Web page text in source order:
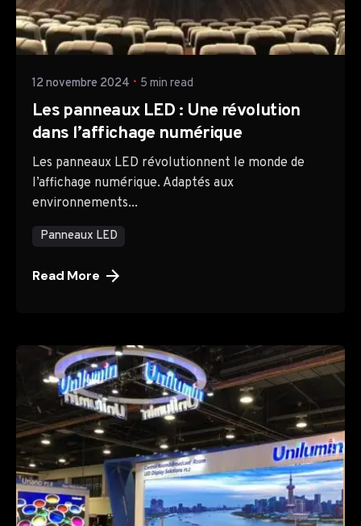
Posted by
TTH Company
12 novembre 2024 5 min read
Les panneaux LED : Une révolution
dans l’affichage numérique
Les panneaux LED révolutionnent le monde de
l’affichage numérique. Adaptés aux
environnements...
Panneaux LED
Read More